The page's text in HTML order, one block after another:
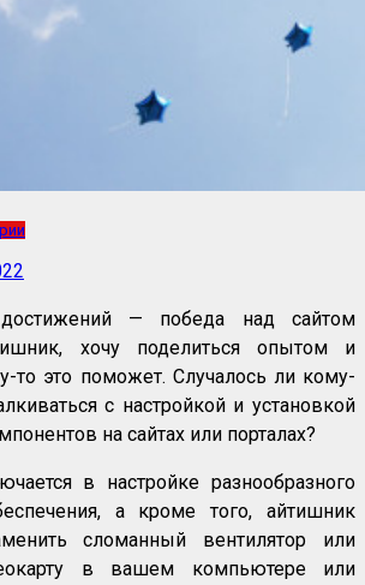
— победа над сайтом
хочу поделиться опытом и
то это поможет. Случалось ли кому-
с настройкой и установкой
на сайтах или порталах?
в настройке разнообразного
а кроме того, айтишник
сломанный вентилятор или
в вашем компьютере или